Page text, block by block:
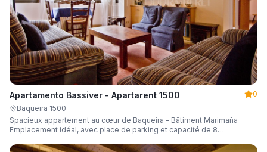
Apartamento Bassiver - Apartarent 1500
0
Baqueira 1500
Spacieux appartement au cœur de Baqueira – Bâtiment Marimaña
Emplacement idéal, avec place de parking et capacité de 8